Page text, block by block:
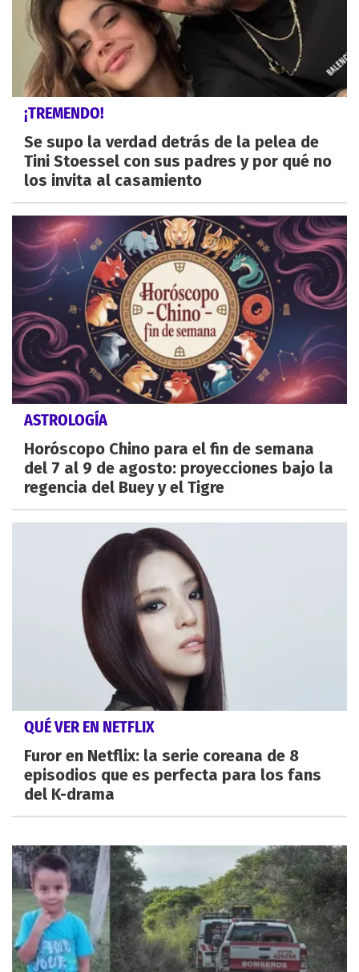
¡TREMENDO!
Se supo la verdad detrás de la pelea de
Tini Stoessel con sus padres y por qué no
los invita al casamiento
ASTROLOGÍA
Horóscopo Chino para el fin de semana
del 7 al 9 de agosto: proyecciones bajo la
regencia del Buey y el Tigre
QUÉ VER EN NETFLIX
Furor en Netflix: la serie coreana de 8
episodios que es perfecta para los fans
del K-drama